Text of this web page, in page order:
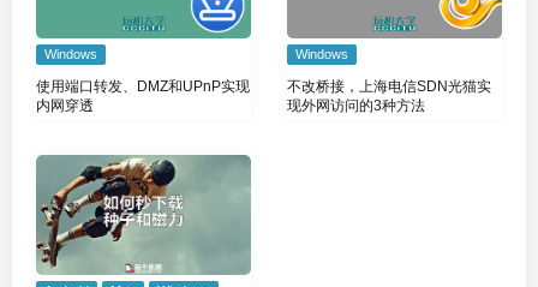
Windows
使用端口转发、DMZ和UPnP实现
内网穿透
Windows
不改桥接，上海电信SDN光猫实
现外网访问的3种方法